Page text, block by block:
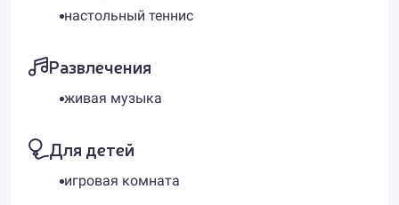
настольный теннис
Развлечения
живая музыка
Для детей
игровая комната